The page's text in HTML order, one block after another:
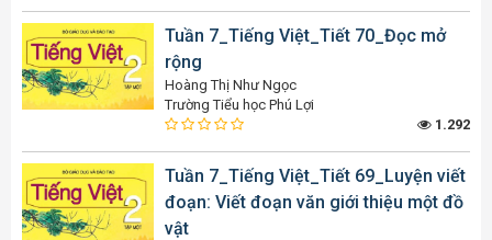
Tuần 7_Tiếng Việt_Tiết 70_Đọc mở
rộng
Hoàng Thị Như Ngọc
Trường Tiểu học Phú Lợi
1.292
Tuần 7_Tiếng Việt_Tiết 69_Luyện viết
đoạn: Viết đoạn văn giới thiệu một đồ
vật